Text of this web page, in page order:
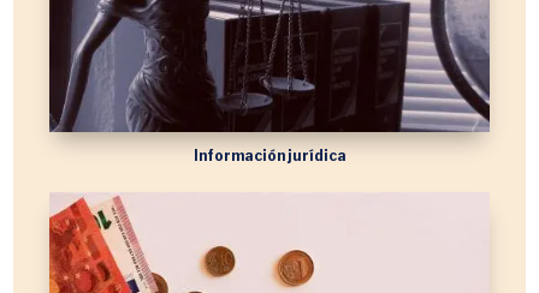
Información jurídica